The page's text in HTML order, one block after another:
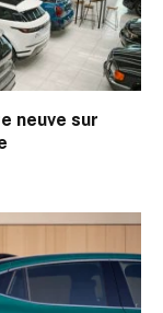
neuve sur